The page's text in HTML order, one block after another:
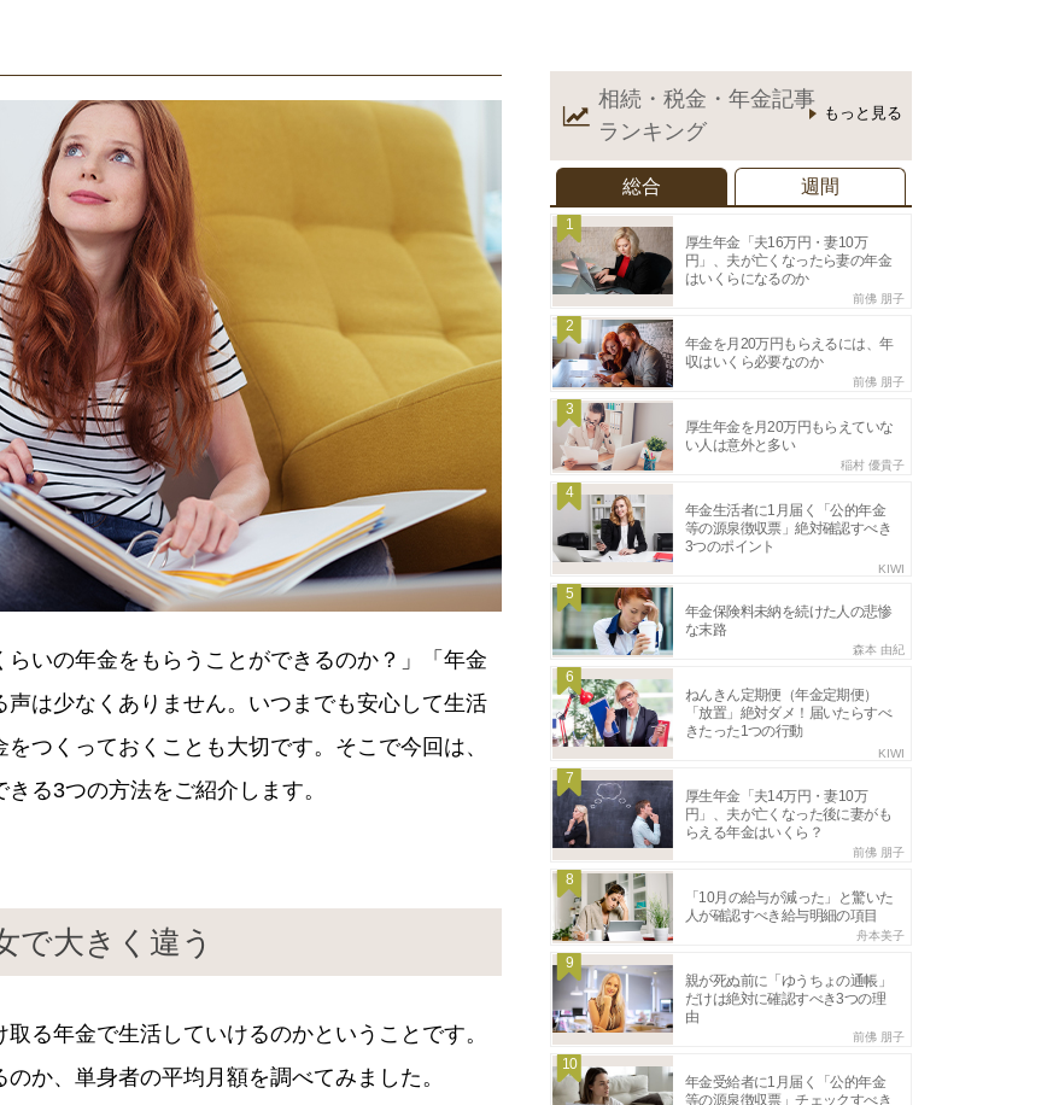
いの年金をもらうことができるのか？」「年金
は少なくありません。いつまでも安心して生活
つくっておくことも大切です。そこで今回は、
る3つの方法をご紹介します。
で大きく違う
る年金で生活していけるのかということです。
か、単身者の平均月額を調べてみました。
相続・税金・年金記事
ランキング
もっと見る
総合 週間
1
厚生年金「夫16万円・妻10万
円」、夫が亡くなったら妻の年金
はいくらになるのか
前佛 朋子
2
年金を月20万円もらえるには、年
収はいくら必要なのか
前佛 朋子
3
厚生年金を月20万円もらえていな
い人は意外と多い
稲村 優貴子
4
年金生活者に1月届く「公的年金
等の源泉徴収票」絶対確認すべき
3つのポイント
KIWI
5
年金保険料未納を続けた人の悲惨
な末路
森本 由紀
6
ねんきん定期便（年金定期便）
「放置」絶対ダメ！届いたらすべ
きたった1つの行動
KIWI
7
厚生年金「夫14万円・妻10万
円」、夫が亡くなった後に妻がも
らえる年金はいくら？
前佛 朋子
8
「10月の給与が減った」と驚いた
人が確認すべき給与明細の項目
舟本美子
9
親が死ぬ前に「ゆうちょの通帳」
だけは絶対に確認すべき3つの理
由
前佛 朋子
10
年金受給者に1月届く「公的年金
等の源泉徴収票」チェックすべき